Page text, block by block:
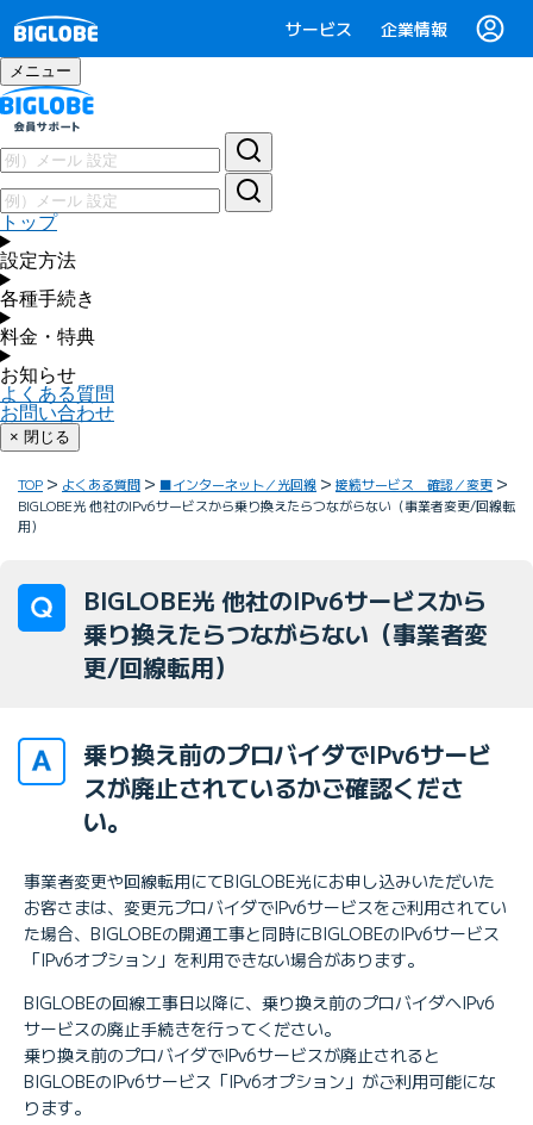
サービス 企業情報
メニュー
トップ
設定方法
各種手続き
料金・特典
お知らせ
よくある質問
お問い合わせ
× 閉じる
TOP よくある質問 ■インターネット／光回線
接続サービス 確認／変更
BIGLOBE光 他社のIPv6サービスから乗り換えたらつながらない（事業者変更/回線転
用）
BIGLOBE光 他社のIPv6サービスから
乗り換えたらつながらない（事業者変
更/回線転用）
乗り換え前のプロバイダでIPv6サービ
スが廃止されているかご確認くださ
い。
事業者変更や回線転用にてBIGLOBE光にお申し込みいただいた
お客さまは、変更元プロバイダでIPv6サービスをご利用されてい
た場合、BIGLOBEの開通工事と同時にBIGLOBEのIPv6サービス
「IPv6オプション」を利用できない場合があります。
BIGLOBEの回線工事日以降に、乗り換え前のプロバイダへIPv6
サービスの廃止手続きを行ってください。
乗り換え前のプロバイダでIPv6サービスが廃止されると
BIGLOBEのIPv6サービス「IPv6オプション」がご利用可能にな
ります。